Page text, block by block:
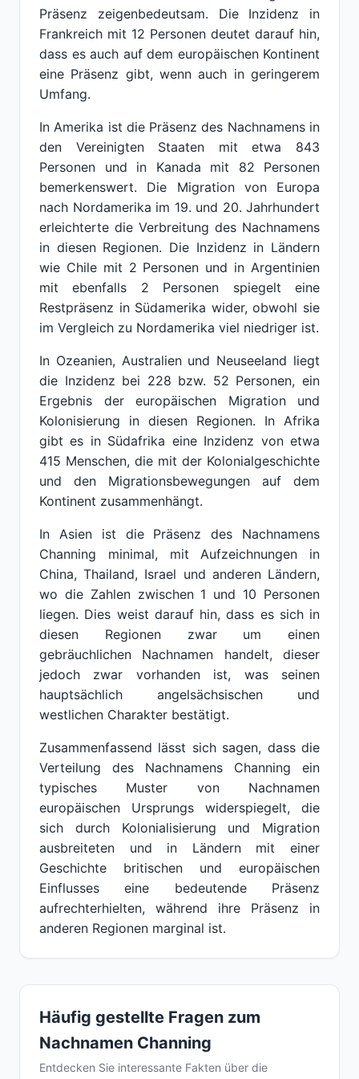
Präsenz zeigenbedeutsam. Die Inzidenz in
Frankreich mit 12 Personen deutet darauf hin,
dass es auch auf dem europäischen Kontinent
eine Präsenz gibt, wenn auch in geringerem
Umfang.
In Amerika ist die Präsenz des Nachnamens in
den Vereinigten Staaten mit etwa 843
Personen und in Kanada mit 82 Personen
bemerkenswert. Die Migration von Europa
nach Nordamerika im 19. und 20. Jahrhundert
erleichterte die Verbreitung des Nachnamens
in diesen Regionen. Die Inzidenz in Ländern
wie Chile mit 2 Personen und in Argentinien
mit ebenfalls 2 Personen spiegelt eine
Restpräsenz in Südamerika wider, obwohl sie
im Vergleich zu Nordamerika viel niedriger ist.
In Ozeanien, Australien und Neuseeland liegt
die Inzidenz bei 228 bzw. 52 Personen, ein
Ergebnis der europäischen Migration und
Kolonisierung in diesen Regionen. In Afrika
gibt es in Südafrika eine Inzidenz von etwa
415 Menschen, die mit der Kolonialgeschichte
und den Migrationsbewegungen auf dem
Kontinent zusammenhängt.
In Asien ist die Präsenz des Nachnamens
Channing minimal, mit Aufzeichnungen in
China, Thailand, Israel und anderen Ländern,
wo die Zahlen zwischen 1 und 10 Personen
liegen. Dies weist darauf hin, dass es sich in
diesen Regionen zwar um einen
gebräuchlichen Nachnamen handelt, dieser
jedoch zwar vorhanden ist, was seinen
hauptsächlich angelsächsischen und
westlichen Charakter bestätigt.
Zusammenfassend lässt sich sagen, dass die
Verteilung des Nachnamens Channing ein
typisches Muster von Nachnamen
europäischen Ursprungs widerspiegelt, die
sich durch Kolonialisierung und Migration
ausbreiteten und in Ländern mit einer
Geschichte britischen und europäischen
Einflusses eine bedeutende Präsenz
aufrechterhielten, während ihre Präsenz in
anderen Regionen marginal ist.
Häufig gestellte Fragen zum
Nachnamen Channing
Entdecken Sie interessante Fakten über die